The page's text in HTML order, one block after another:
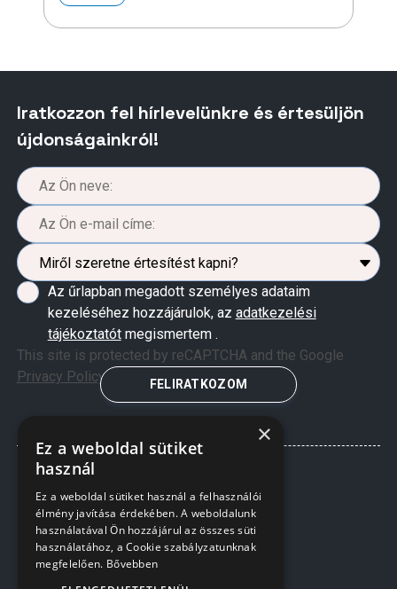
Iratkozzon fel hírlevelünkre és értesüljön
újdonságainkról!
Az űrlapban megadott személyes adataim
kezeléséhez hozzájárulok, az adatkezelési
tájékoztatótmegismertem .
This site is protected by reCAPTCHA and the Google
Privacy Policyand Terms of Serviceapply.
FELIRATKOZOM
×
Ez a weboldal sütiket
használ
Ez a weboldal sütiket használ a felhasználói
élmény javítása érdekében. A weboldalunk
használatával Ön hozzájárul az összes süti
használatához, a Cookie szabályzatunknak
megfelelően. Bővebben